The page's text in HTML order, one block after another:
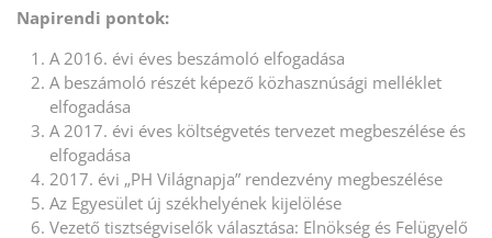
Napirendi pontok:
A 2016. évi éves beszámoló elfogadása
A beszámoló részét képező közhasznúsági melléklet
elfogadása
A 2017. évi éves költségvetés tervezet megbeszélése és
elfogadása
2017. évi „PH Világnapja” rendezvény megbeszélése
Az Egyesület új székhelyének kijelölése
Vezető tisztségviselők választása: Elnökség és Felügyelő